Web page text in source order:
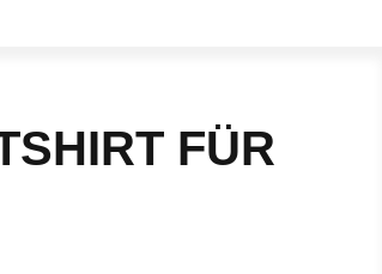
FÜR